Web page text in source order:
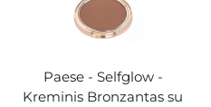
Paese - Selfglow -
Kreminis Bronzantas su